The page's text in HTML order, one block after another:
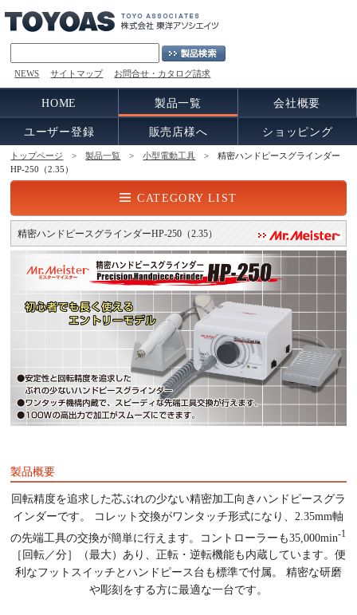
NEWS サイトマップ お問合せ・カタログ請求
HOME 製品一覧 会社概要
ユーザー登録 販売店様へ ショッピング
トップページ >製品一覧 >小型電動工具 > 精密ハンドピースグラインダー
HP-250（2.35）
CATEGORY LIST
精密ハンドピースグラインダーHP-250（2.35）
製品概要
回転精度を追求した芯ぶれの少ない精密加工向きハンドピースグラ
インダーです。 コレット交換がワンタッチ形式になり、2.35mm軸
の先端工具の交換が簡単に行えます。コントローラーも35,000min-1
［回転／分］（最大）あり、正転・逆転機能も内蔵しています。便
利なフットスイッチとハンドピース台も標準で付属。 精密な研磨
や彫刻をする方に最適な一台です。